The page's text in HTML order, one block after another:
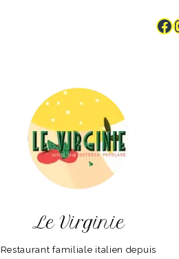
Le Virginie
Restaurant familiale italien depuis